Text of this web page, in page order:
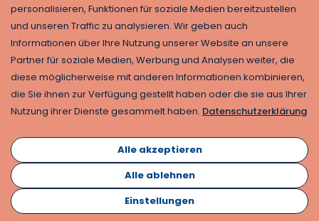
personalisieren, Funktionen für soziale Medien bereitzustellen
und unseren Traffic zu analysieren. Wir geben auch
Informationen über Ihre Nutzung unserer Website an unsere
Partner für soziale Medien, Werbung und Analysen weiter, die
diese möglicherweise mit anderen Informationen kombinieren,
die Sie ihnen zur Verfügung gestellt haben oder die sie aus Ihrer
Nutzung ihrer Dienste gesammelt haben. Datenschutzerklärung
Alle akzeptieren
Alle ablehnen
Einstellungen